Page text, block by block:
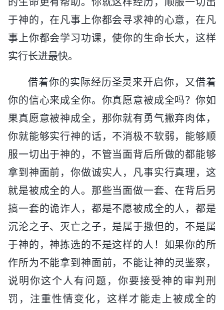
于神的，在凡事上你都会寻求神的心意，在凡
事上你都会学习功课，使你的生命长大，这样
实行长进最快。
借着你的实际经历圣灵来开启你，又借着
你的信心来成全你。你真愿意被成全吗？你如
果真愿意被神成全，那你就有勇气撇弃肉体，
你就能够实行神的话，不消极不软弱，能够顺
服一切出于神的，不管当面背后所做的都能够
拿到神面前，你做诚实人，凡事实行真理，这
就是被成全的人。那些当面做一套、在背后另
搞一套的诡诈人，都是不愿被成全的人，都是
沉沦之子、灭亡之子，是属于撒但的，不是属
于神的，神拣选的不是这样的人！如果你的所
作所为不能拿到神面前，不能让神的灵鉴察，
说明你这个人有问题，你要接受神的审判刑
罚，注重性情变化，这样才能走上被成全的